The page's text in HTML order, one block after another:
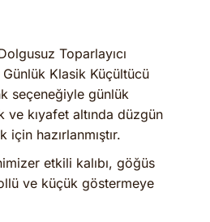
Toparlayıcı
Klasik Küçültücü
seçeneğiyle günlük
ve kıyafet altında düzgün
hazırlanmıştır.
etkili kalıbı, göğüs
ve küçük göstermeye